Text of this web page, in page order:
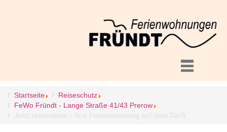
Startseite
Reiseschutz
FeWo Fründt - Lange Straße 41/43 Prerow
Jetzt reservieren - Ihre Ferienwohnung auf dem Darß